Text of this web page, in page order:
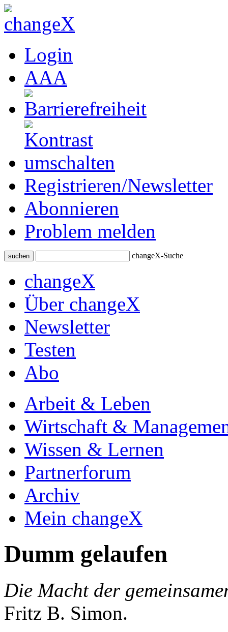
Login
AAA
Registrieren/Newsletter
Abonnieren
Problem melden
suchen changeX-Suche
changeX
Über changeX
Newsletter
Testen
Abo
Arbeit & Leben
Wirtschaft &
Wissen & Lernen
Partnerforum
Archiv
Mein changeX
Dumm gelaufen
Die Macht der
Fritz B. Simon.